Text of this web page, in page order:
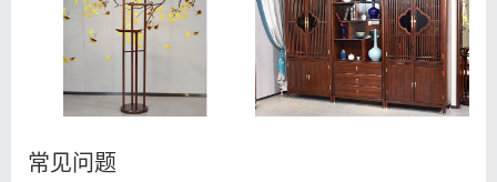
常见问题